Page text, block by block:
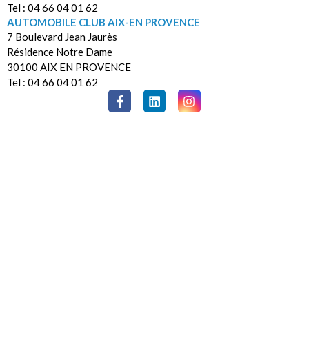
Tel : 04 66 04 01 62
AUTOMOBILE CLUB AIX-EN PROVENCE
7 Boulevard Jean Jaurès
Résidence Notre Dame
30100 AIX EN PROVENCE
Tel : 04 66 04 01 62